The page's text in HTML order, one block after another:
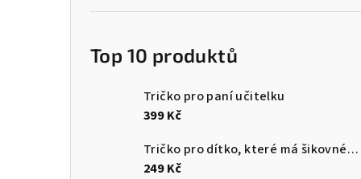
Top 10 produktů
Tričko pro paní učitelku
399 Kč
Tričko pro dítko, které má šikovného tatínka
249 Kč